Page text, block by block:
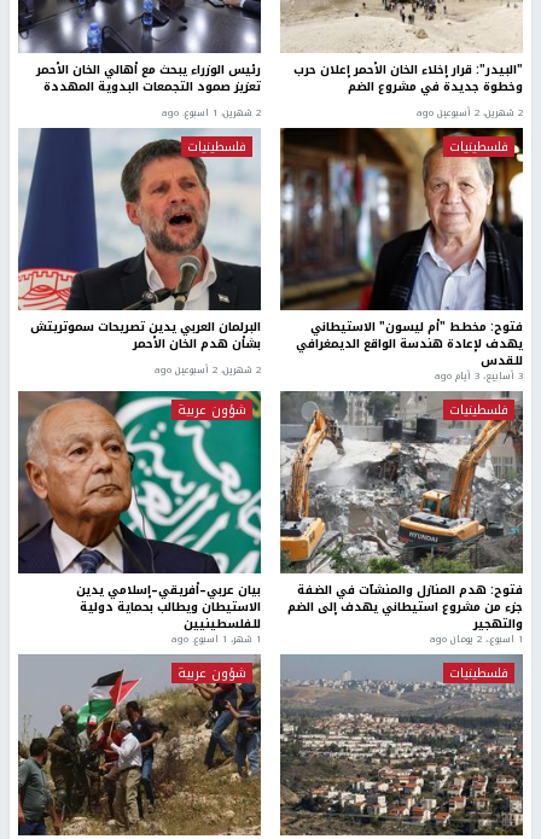
"البيدر": قرار إخلاء الخان الأحمر إعلان حرب
وخطوة جديدة في مشروع الضم
2 شهرين، 2 أسبوعين ago
رئيس الوزراء يبحث مع أهالي الخان الأحمر
تعزيز صمود التجمعات البدوية المهددة
2 شهرين، 1 اسبوع. ago
فلسطينيات
فتوح: مخطط "أم ليسون" الاستيطاني
يهدف لإعادة هندسة الواقع الديمغرافي
للقدس
3 أسابيع، 3 أيام ago
فلسطينيات
البرلمان العربي يدين تصريحات سموتريتش
بشأن هدم الخان الأحمر
2 شهرين، 2 أسبوعين ago
فلسطينيات
فتوح: هدم المنازل والمنشآت في الضفة
جزء من مشروع استيطاني يهدف إلى الضم
والتهجير
1 اسبوع.، 2 يومان ago
شؤون عربية
بيان عربي–أفريقي–إسلامي يدين
الاستيطان ويطالب بحماية دولية
للفلسطينيين
1 شهر، 1 اسبوع. ago
فلسطينيات شؤون عربية